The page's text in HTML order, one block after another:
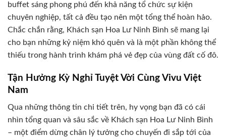
buffet sáng phong phú đến khả năng tổ chức sự kiện
chuyên nghiệp, tất cả đều tạo nên một tổng thể hoàn hảo.
Chắc chắn rằng, Khách sạn Hoa Lư Ninh Bình sẽ mang lại
cho bạn những kỷ niệm khó quên và là một phần không thể
thiếu trong hành trình khám phá vẻ đẹp của vùng đất cố đô.
Tận Hưởng Kỳ Nghỉ Tuyệt Vời Cùng Vivu Việt
Nam
Qua những thông tin chi tiết trên, hy vọng bạn đã có cái
nhìn tổng quan và sâu sắc về Khách sạn Hoa Lư Ninh Bình
– một điểm dừng chân lý tưởng cho chuyến đi sắp tới của